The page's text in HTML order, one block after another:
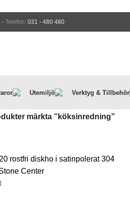
- Telefon: 031 - 480 480
Utemiljö Verktyg & Tillbehör
märkta ”köksinredning”